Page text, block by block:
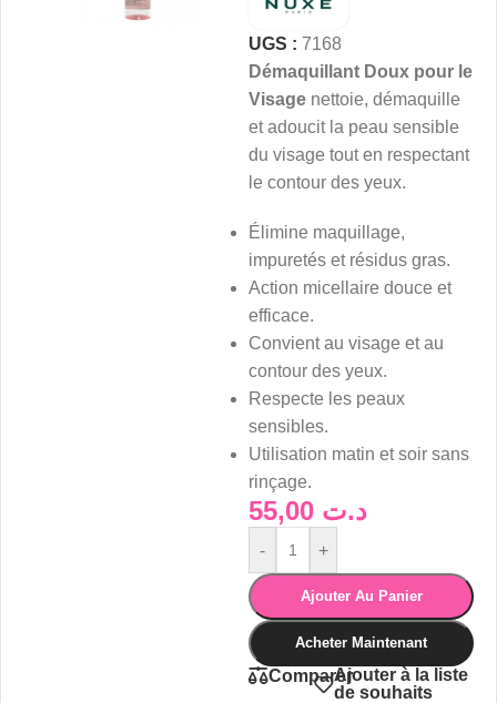
UGS : 7168
Démaquillant Doux pour le
Visage nettoie, démaquille
et adoucit la peau sensible
du visage tout en respectant
le contour des yeux.
Élimine maquillage,
impuretés et résidus gras.
Action micellaire douce et
efficace.
Convient au visage et au
contour des yeux.
Respecte les peaux
sensibles.
Utilisation matin et soir sans
rinçage.
د.ت
- +
Ajouter Au Panier
Acheter Maintenant
ComparerAjouter à la liste
de souhaits